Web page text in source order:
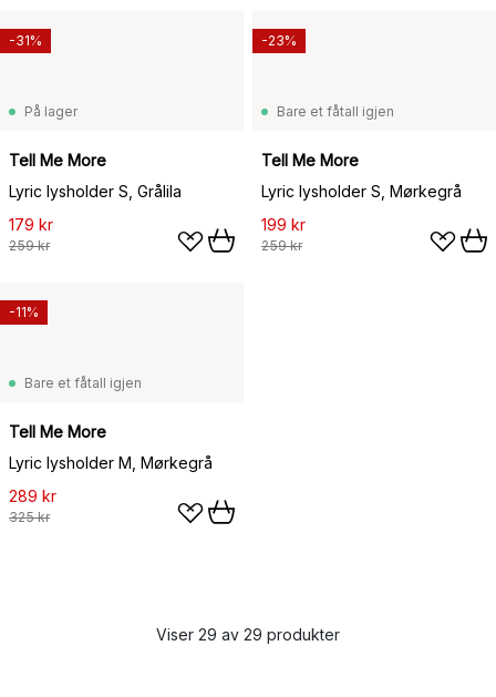
På lager
Tell Me More
Lyric lysholder S, Grålila
179 kr
259 kr
-31%
Bare et fåtall igjen
Tell Me More
Lyric lysholder S, Mørkegrå
199 kr
259 kr
-23%
Bare et fåtall igjen
Tell Me More
Lyric lysholder M, Mørkegrå
289 kr
325 kr
-11%
Viser 29 av 29 produkter